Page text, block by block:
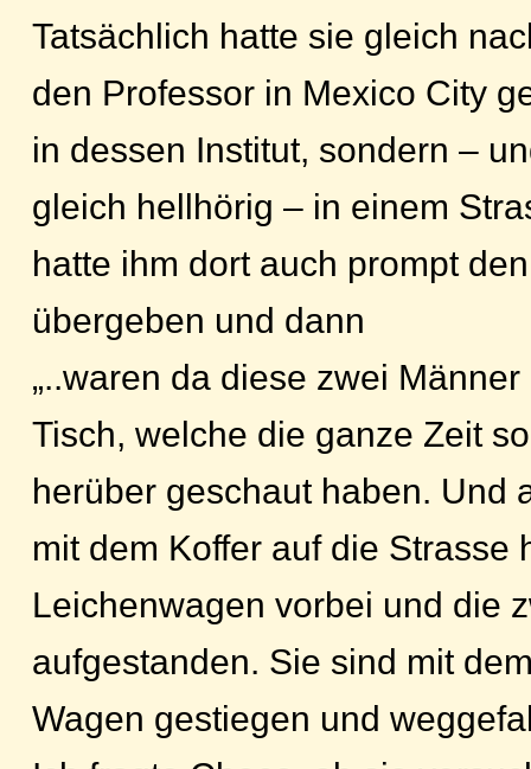
Tatsächlich hatte sie gleich
den Professor in Mexico City
in dessen Institut, sondern –
gleich hellhörig – in einem
hatte ihm dort auch prompt
übergeben und dann
„..waren da diese zwei
Tisch, welche die ganze Zeit
herüber geschaut haben. Und
mit dem Koffer auf die Strasse
Leichenwagen vorbei und die
aufgestanden. Sie sind mit
Wagen gestiegen und